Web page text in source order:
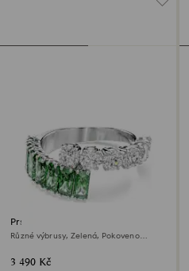
Prsten Matrix
Různé výbrusy, Zelená, Pokoveno
3 490 Kč